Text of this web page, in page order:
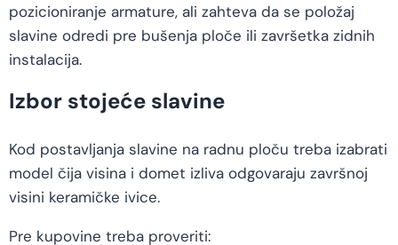
pozicioniranje armature, ali zahteva da se položaj
slavine odredi pre bušenja ploče ili završetka zidnih
instalacija.
Izbor stojeće slavine
Kod postavljanja slavine na radnu ploču treba izabrati
model čija visina i domet izliva odgovaraju završnoj
visini keramičke ivice.
Pre kupovine treba proveriti: